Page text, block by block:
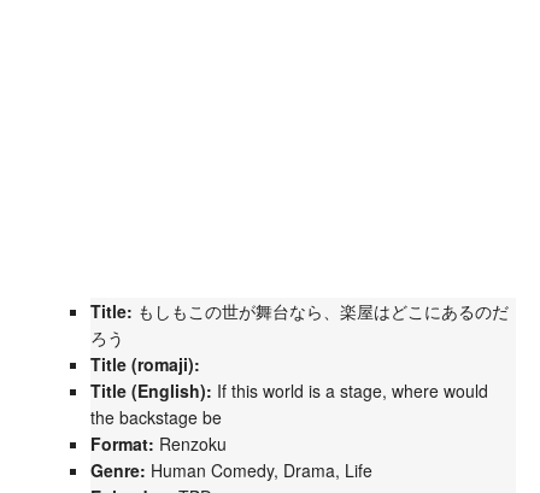
Title: もしもこの世が舞台なら、楽屋はどこにあるのだ
ろう
Title (romaji):
Title (English): If this world is a stage, where would
the backstage be
Format: Renzoku
Genre: Human Comedy, Drama, Life